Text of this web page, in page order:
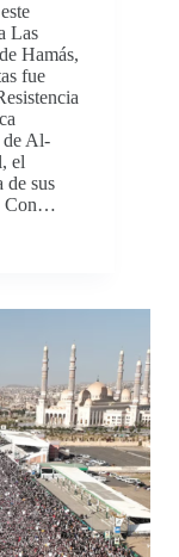
Las
Hamás,
fue
de Al-
el
de sus
Con…